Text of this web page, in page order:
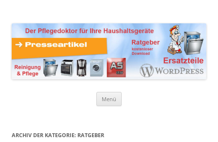
Haushaltsgeräte
Reinigungsprodukte und Pflegemittel
Menü
ARCHIV DER KATEGORIE: RATGEBER